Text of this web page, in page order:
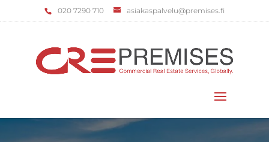
‌020 7290 710 asiakaspalvelu@premises.fi